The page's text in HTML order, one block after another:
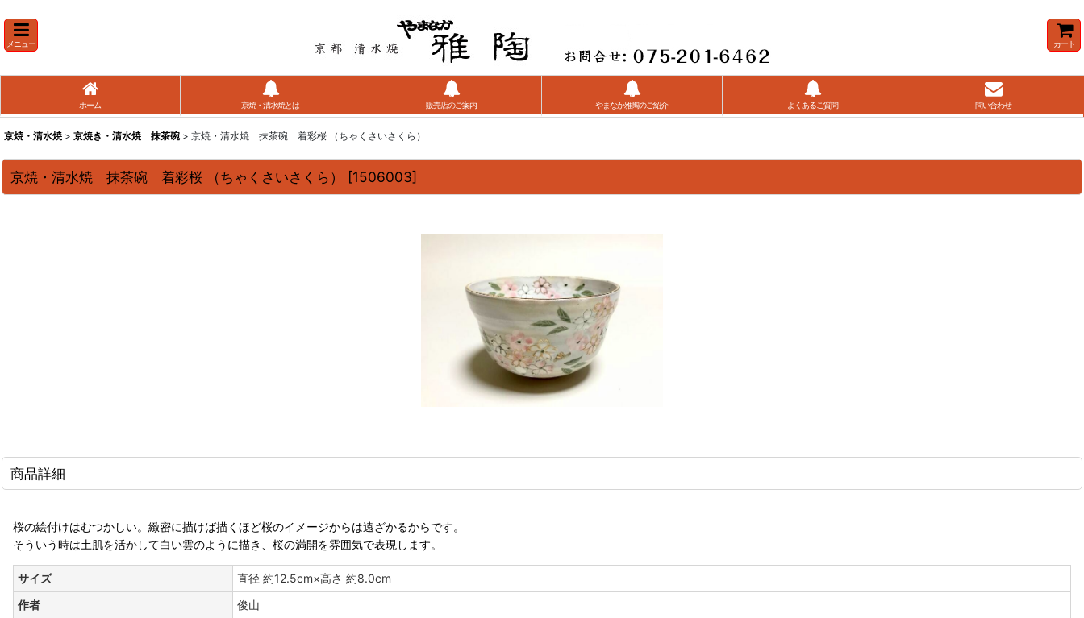
京焼・清水焼 > 京焼き・清水焼 抹茶碗 > 京焼・清水焼 抹茶碗 着彩桜 （ちゃくさいさくら）
メニュー カート
ホーム 京焼・清水焼とは 販売店のご案内 やまなか雅陶のご紹介 よくあるご質問 問い合わせ
京焼・清水焼 抹茶碗 着彩桜 （ちゃくさいさくら） [1506003]
商品詳細
桜の絵付けはむつかしい。緻密に描けば描くほど桜のイメージからは遠ざかるからです。
そういう時は土肌を活かして白い雲のように描き、桜の満開を雰囲気で表現します。
サイズ
直径 約12.5cm×高さ 約8.0cm
作者
俊山